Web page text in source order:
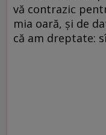
vă contrazic
mia oară, şi de
că am dreptate: